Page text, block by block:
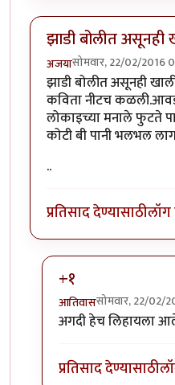
झाडी बोलीत असूनही
अजयासोमवार, 22/02/2016
झाडी बोलीत असूनही
कविता नीटच
लोकाइच्या मनाले फुटते
कोटी बी पानी भलभल
..
प्रतिसाद देण्यासाठी
+१
आतिवाससोमवार, 22/02/
In reply toझाडी
अगदी हेच लिहायला
प्रतिसाद देण्यासाठी